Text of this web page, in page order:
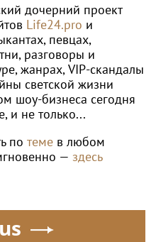
дочерний проект
Life24.pro и
певцах,
разговоры и
жанрах, VIP-скандалы
светской жизни
шоу-бизнеса сегодня
и не только...
по теме в любом
— здесь